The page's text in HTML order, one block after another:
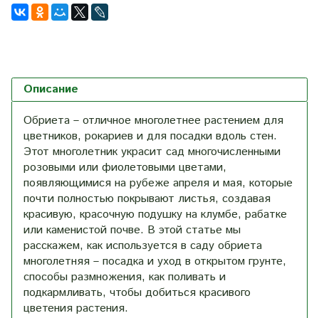
Описание
Обриета – отличное многолетнее растением для
цветников, рокариев и для посадки вдоль стен.
Этот многолетник украсит сад многочисленными
розовыми или фиолетовыми цветами,
появляющимися на рубеже апреля и мая, которые
почти полностью покрывают листья, создавая
красивую, красочную подушку на клумбе, рабатке
или каменистой почве. В этой статье мы
расскажем, как используется в саду обриета
многолетняя – посадка и уход в открытом грунте,
способы размножения, как поливать и
подкармливать, чтобы добиться красивого
цветения растения.